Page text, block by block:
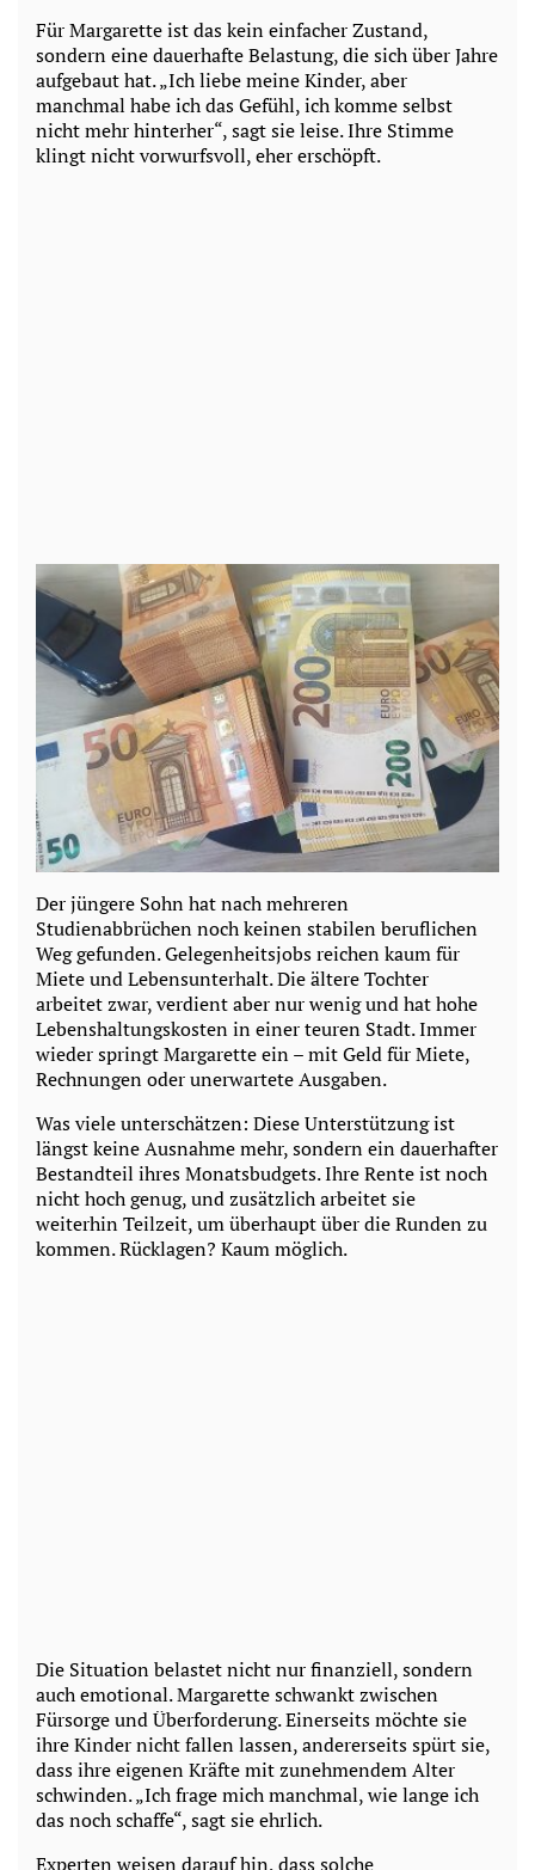
Für Margarette ist das kein einfacher Zustand,
sondern eine dauerhafte Belastung, die sich über Jahre
aufgebaut hat. „Ich liebe meine Kinder, aber
manchmal habe ich das Gefühl, ich komme selbst
nicht mehr hinterher“, sagt sie leise. Ihre Stimme
klingt nicht vorwurfsvoll, eher erschöpft.
Der jüngere Sohn hat nach mehreren
Studienabbrüchen noch keinen stabilen beruflichen
Weg gefunden. Gelegenheitsjobs reichen kaum für
Miete und Lebensunterhalt. Die ältere Tochter
arbeitet zwar, verdient aber nur wenig und hat hohe
Lebenshaltungskosten in einer teuren Stadt. Immer
wieder springt Margarette ein – mit Geld für Miete,
Rechnungen oder unerwartete Ausgaben.
Was viele unterschätzen: Diese Unterstützung ist
längst keine Ausnahme mehr, sondern ein dauerhafter
Bestandteil ihres Monatsbudgets. Ihre Rente ist noch
nicht hoch genug, und zusätzlich arbeitet sie
weiterhin Teilzeit, um überhaupt über die Runden zu
kommen. Rücklagen? Kaum möglich.
Die Situation belastet nicht nur finanziell, sondern
auch emotional. Margarette schwankt zwischen
Fürsorge und Überforderung. Einerseits möchte sie
ihre Kinder nicht fallen lassen, andererseits spürt sie,
dass ihre eigenen Kräfte mit zunehmendem Alter
schwinden. „Ich frage mich manchmal, wie lange ich
das noch schaffe“, sagt sie ehrlich.
Experten weisen darauf hin, dass solche